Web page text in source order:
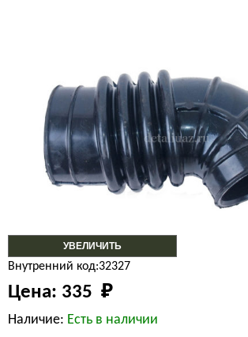
УВЕЛИЧИТЬ
Внутренний код:32327
Цена: 335 ₽
Наличие: Есть в наличии